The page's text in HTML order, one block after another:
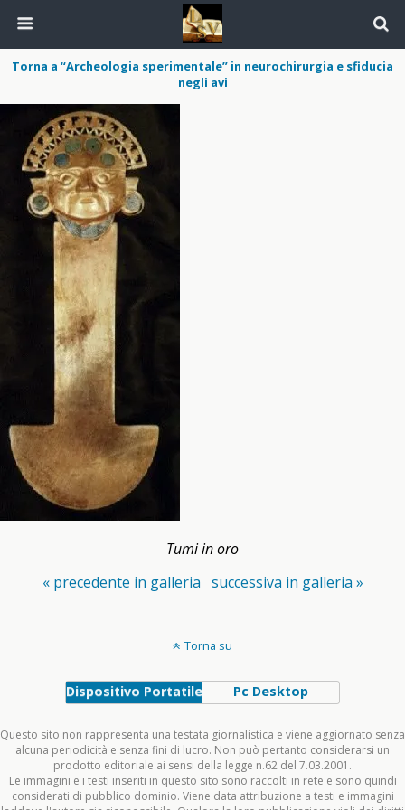
Torna a “Archeologia sperimentale” in neurochirurgia e sfiducia
negli avi
Tumi in oro
« precedente in galleria successiva in galleria »
Torna su
Dispositivo Portatile Pc Desktop
Questo sito non rappresenta una testata giornalistica e viene aggiornato senza
alcuna periodicità e senza fini di lucro. Non può pertanto considerarsi un
prodotto editoriale ai sensi della legge n.62 del 7.03.2001.
Le immagini e i testi inseriti in questo sito sono raccolti in rete e sono quindi
considerati di pubblico dominio. Viene data attribuzione a testi e immagini